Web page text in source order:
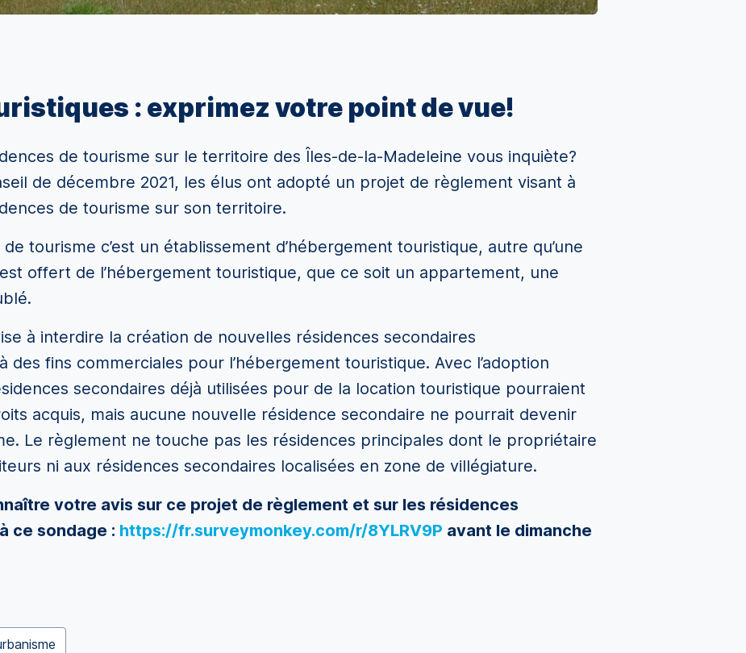
: exprimez votre point de vue!
de tourisme sur le territoire des Îles-de-la-Madeleine vous inquiète?
de décembre 2021, les élus ont adopté un projet de règlement visant à
de tourisme sur son territoire.
tourisme c’est un établissement d’hébergement touristique, autre qu’une
offert de l’hébergement touristique, que ce soit un appartement, une
à interdire la création de nouvelles résidences secondaires
des fins commerciales pour l’hébergement touristique. Avec l’adoption
secondaires déjà utilisées pour de la location touristique pourraient
acquis, mais aucune nouvelle résidence secondaire ne pourrait devenir
Le règlement ne touche pas les résidences principales dont le propriétaire
ni aux résidences secondaires localisées en zone de villégiature.
votre avis sur ce projet de règlement et sur les résidences
ce sondage : https://fr.surveymonkey.com/r/8YLRV9P avant le dimanche